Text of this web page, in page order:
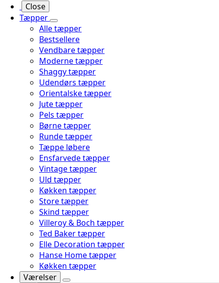
Close
Tæpper
Alle tæpper
Bestsellere
Vendbare tæpper
Moderne tæpper
Shaggy tæpper
Udendørs tæpper
Orientalske tæpper
Jute tæpper
Pels tæpper
Børne tæpper
Runde tæpper
Tæppe løbere
Ensfarvede tæpper
Vintage tæpper
Uld tæpper
Køkken tæpper
Store tæpper
Skind tæpper
Villeroy & Boch tæpper
Ted Baker tæpper
Elle Decoration tæpper
Hanse Home tæpper
Køkken tæpper
Værelser